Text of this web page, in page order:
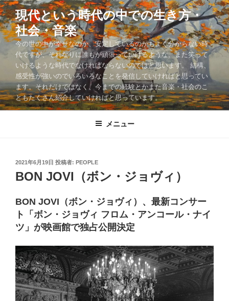
コ
ン
テ
ン
ツ
キ
ッ
現代という時代の中での生き方・
社会・音楽
今の世の中が幸せなのか、安定しているのかもよく分からない時
代ですが、それなりに誰もが頑張っていけるような、また笑って
いけるような時代でなければならないのではと思います。 結構、
感受性が強いのでいろいろなことを発信していければと思ってい
ます。それだけではなく、今までの経験とかまた音楽・社会のこ
ともたくさん紹介していければと思っています。
メニュー
投
稿
日:
2021年6月19日 投稿者: PEOPLE
BON JOVI（ボン・ジョヴィ）
BON JOVI（ボン・ジョヴィ）、最新コンサー
ト「ボン・ジョヴィ フロム・アンコール・ナイ
ツ」が映画館で独占公開決定